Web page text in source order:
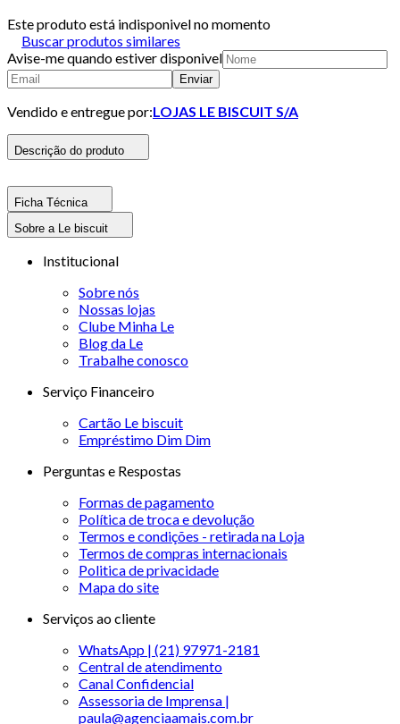
Este produto está indisponivel no momento
Buscar produtos similares
Avise-me quando estiver disponivel
Enviar
Vendido e entregue por:LOJAS LE BISCUIT S/A
Descrição do produto
Ficha Técnica
Sobre a Le biscuit
Institucional
Sobre nós
Nossas lojas
Clube Minha Le
Blog da Le
Trabalhe conosco
Serviço Financeiro
Cartão Le biscuit
Empréstimo Dim Dim
Perguntas e Respostas
Formas de pagamento
Política de troca e devolução
Termos e condições - retirada na Loja
Termos de compras internacionais
Politica de privacidade
Mapa do site
Serviços ao cliente
WhatsApp | (21) 97971-2181
Central de atendimento
Canal Confidencial
Assessoria de Imprensa |
paula@agenciaamais.com.br